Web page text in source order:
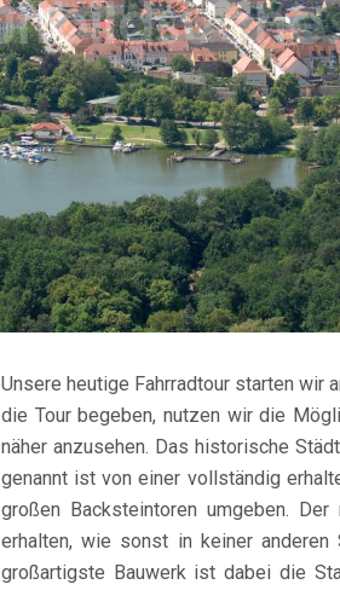
Unsere heutige Fahrradtour starten wir
die Tour begeben, nutzen wir die
näher anzusehen. Das historische
genannt ist von einer vollständig
großen Backsteintoren umgeben.
erhalten, wie sonst in keiner anderen
großartigste Bauwerk ist dabei die